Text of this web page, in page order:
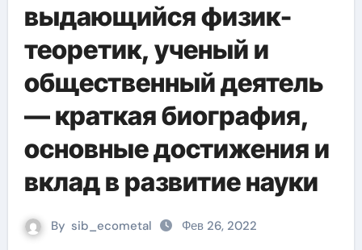
выдающийся физик-
теоретик, ученый и
общественный деятель
— краткая биография,
основные достижения и
вклад в развитие науки
By sib_ecometal Фев 26, 2022